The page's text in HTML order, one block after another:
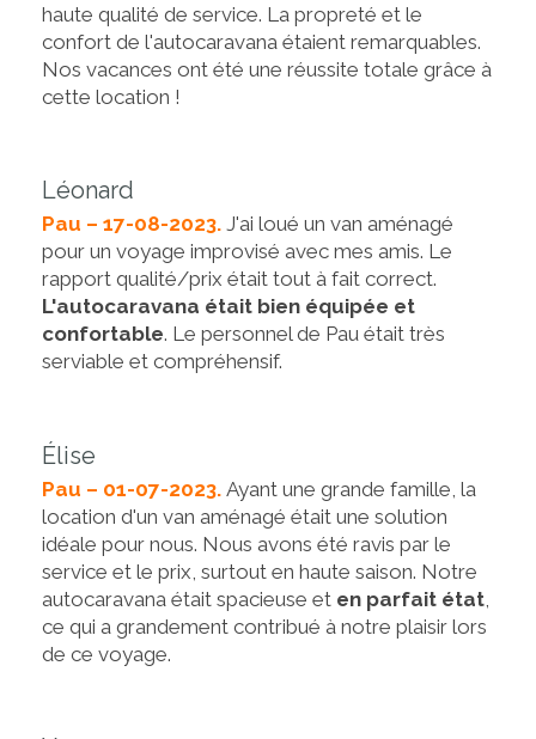
haute qualité de service. La propreté et le
confort de l'autocaravana étaient remarquables.
Nos vacances ont été une réussite totale grâce à
cette location !
Léonard
Pau – 17-08-2023. J'ai loué un van aménagé
pour un voyage improvisé avec mes amis. Le
rapport qualité/prix était tout à fait correct.
L'autocaravana était bien équipée et
confortable. Le personnel de Pau était très
serviable et compréhensif.
Élise
Pau – 01-07-2023. Ayant une grande famille, la
location d'un van aménagé était une solution
idéale pour nous. Nous avons été ravis par le
service et le prix, surtout en haute saison. Notre
autocaravana était spacieuse et en parfait état
ce qui a grandement contribué à notre plaisir lors
de ce voyage.